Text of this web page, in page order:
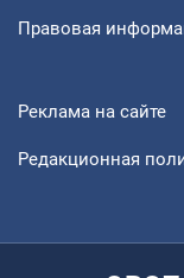
Правовая
Реклама на сайте
Редакционная